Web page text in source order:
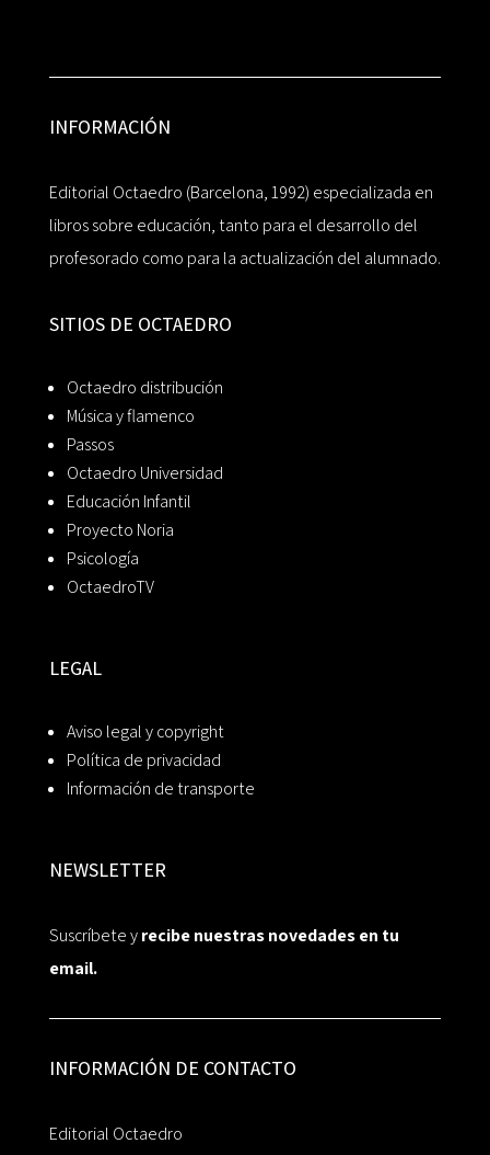
INFORMACIÓN
Editorial Octaedro (Barcelona, 1992) especializada en
libros sobre educación, tanto para el desarrollo del
profesorado como para la actualización del alumnado.
SITIOS DE OCTAEDRO
Octaedro distribución
Música y flamenco
Passos
Octaedro Universidad
Educación Infantil
Proyecto Noria
Psicología
OctaedroTV
LEGAL
Aviso legal y copyright
Política de privacidad
Información de transporte
NEWSLETTER
Suscríbete yrecibe nuestras novedades en tu
email.
INFORMACIÓN DE CONTACTO
Editorial Octaedro